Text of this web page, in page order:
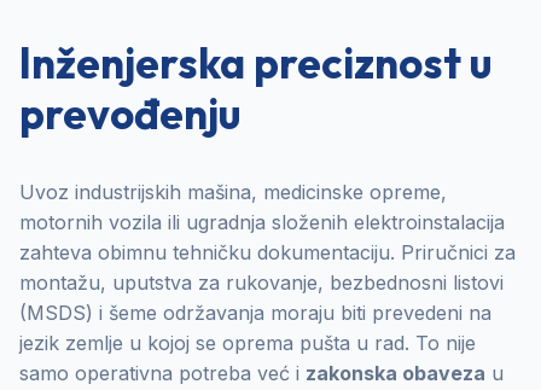
Inženjerska preciznost u
prevođenju
Uvoz industrijskih mašina, medicinske opreme,
motornih vozila ili ugradnja složenih elektroinstalacija
zahteva obimnu tehničku dokumentaciju. Priručnici za
montažu, uputstva za rukovanje, bezbednosni listovi
(MSDS) i šeme održavanja moraju biti prevedeni na
jezik zemlje u kojoj se oprema pušta u rad. To nije
samo operativna potreba već i zakonska obaveza u